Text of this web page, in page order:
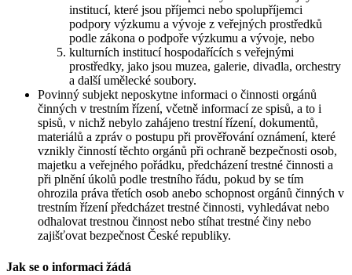
institucí, které jsou příjemci nebo spolupříjemci
podpory výzkumu a vývoje z veřejných prostředků
podle zákona o podpoře výzkumu a vývoje, nebo
kulturních institucí hospodařících s veřejnými
prostředky, jako jsou muzea, galerie, divadla, orchestry
a další umělecké soubory.
Povinný subjekt neposkytne informaci o činnosti orgánů
činných v trestním řízení, včetně informací ze spisů, a to i
spisů, v nichž nebylo zahájeno trestní řízení, dokumentů,
materiálů a zpráv o postupu při prověřování oznámení, které
vznikly činností těchto orgánů při ochraně bezpečnosti osob,
majetku a veřejného pořádku, předcházení trestné činnosti a
při plnění úkolů podle trestního řádu, pokud by se tím
ohrozila práva třetích osob anebo schopnost orgánů činných v
trestním řízení předcházet trestné činnosti, vyhledávat nebo
odhalovat trestnou činnost nebo stíhat trestné činy nebo
zajišťovat bezpečnost České republiky.
Jak se o informaci žádá